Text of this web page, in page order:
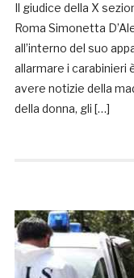
Il giudice della X
Roma Simonetta
all’interno del suo
allarmare i carabinieri
avere notizie della
della donna, gli […]